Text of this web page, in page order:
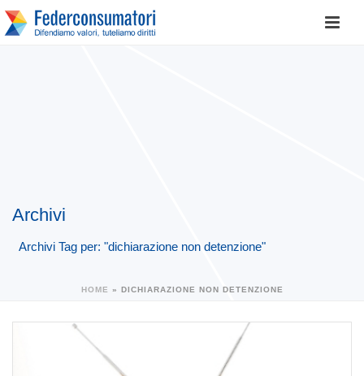
Archivi
Archivi Tag per: "dichiarazione non detenzione"
HOME » DICHIARAZIONE NON DETENZIONE